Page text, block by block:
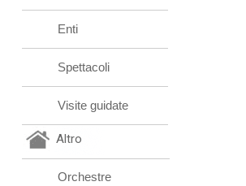
Enti
Spettacoli
Visite guidate
Altro
Orchestre